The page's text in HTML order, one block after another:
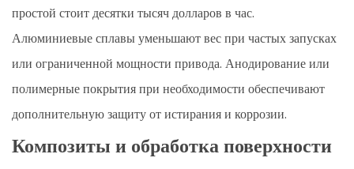
простой стоит десятки тысяч долларов в час.
Алюминиевые сплавы уменьшают вес при частых запусках
или ограниченной мощности привода. Анодирование или
полимерные покрытия при необходимости обеспечивают
дополнительную защиту от истирания и коррозии.
Композиты и обработка поверхности